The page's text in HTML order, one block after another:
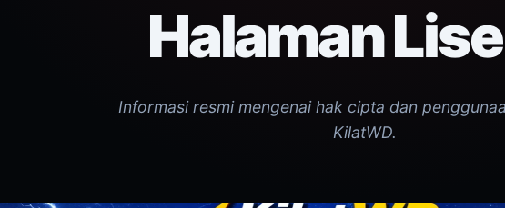
Halaman
Informasi resmi mengenai hak cipta dan
KilatWD.